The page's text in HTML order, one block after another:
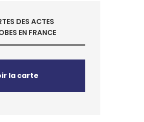
DES ACTES
EN FRANCE
la carte